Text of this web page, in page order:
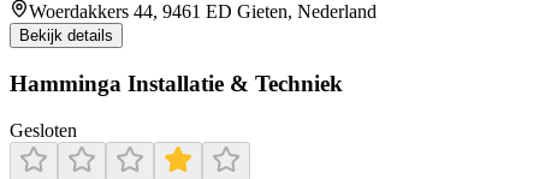
Woerdakkers 44, 9461 ED Gieten, Nederland
Bekijk details
Hamminga Installatie & Techniek
Gesloten